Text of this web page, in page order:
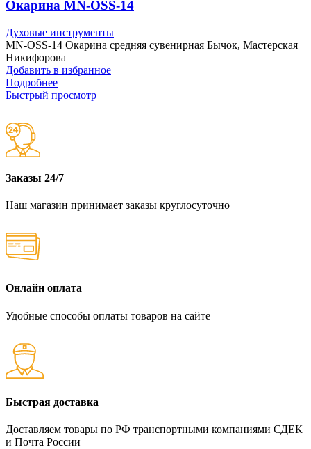
Окарина MN-OSS-14
Духовые инструменты
MN-OSS-14 Окарина средняя сувенирная Бычок, Мастерская
Никифорова
Добавить в избранное
Подробнее
Быстрый просмотр
Заказы 24/7
Наш магазин принимает заказы круглосуточно
Онлайн оплата
Удобные способы оплаты товаров на сайте
Быстрая доставка
Доставляем товары по РФ транспортными компаниями СДЕК
и Почта России